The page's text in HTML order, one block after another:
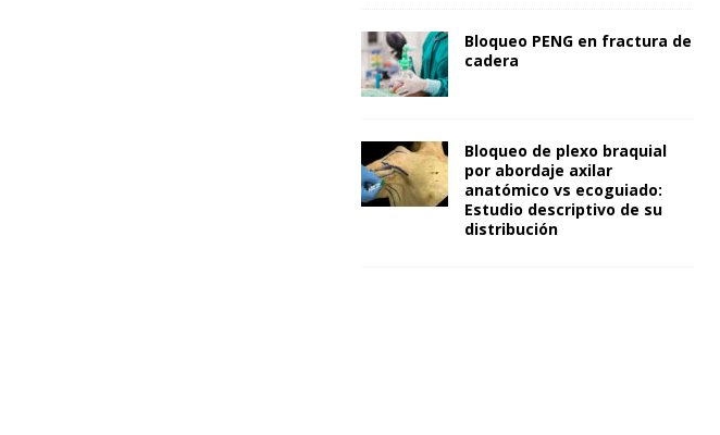
Bloqueo PENG en fractura de
cadera
Bloqueo de plexo braquial
por abordaje axilar
anatómico vs ecoguiado:
Estudio descriptivo de su
distribución